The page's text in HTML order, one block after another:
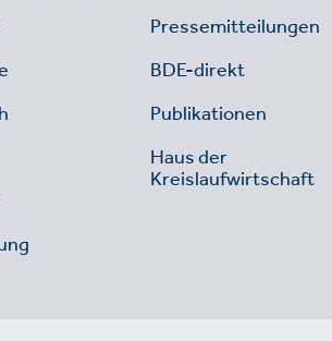
Pressemitteilungen
BDE-direkt
Publikationen
Haus der
Kreislaufwirtschaft